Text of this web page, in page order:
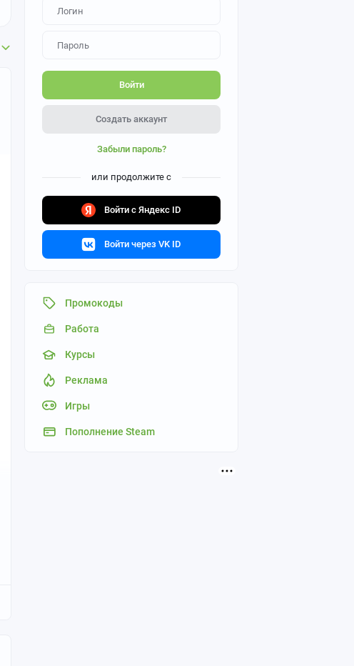
Войти
Создать аккаунт
Забыли пароль?
или продолжите с
Войти с Яндекс ID
Войти через VK ID
Промокоды
Работа
Курсы
Реклама
Игры
Пополнение Steam